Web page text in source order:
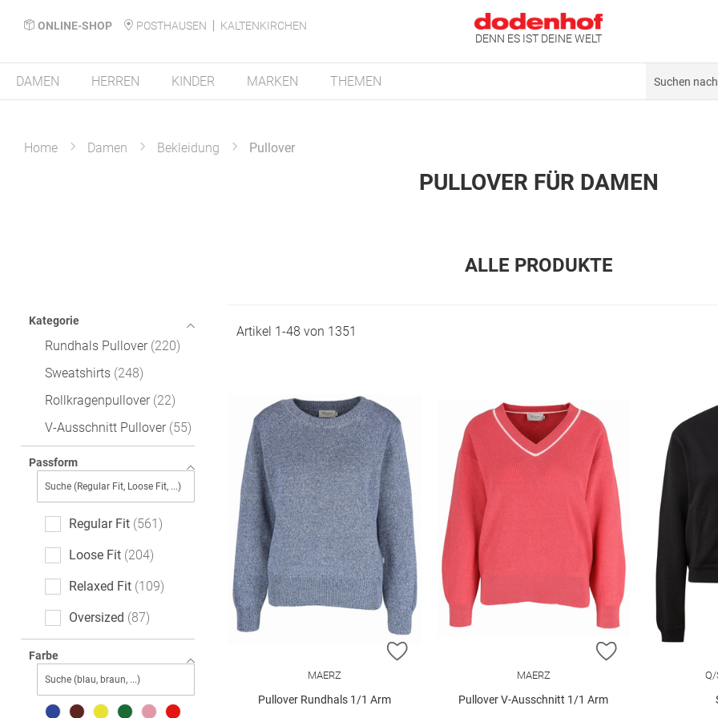
ONLINE-SHOP POSTHAUSEN
KALTENKIRCHEN
DENN ES IST DEINE WELT
DAMEN HERREN KINDER MARKEN THEMEN
Home Damen Bekleidung Pullover
PULLOVER FÜR DAMEN
ALLE PRODUKTE
Kategorie
Rundhals Pullover 220
Sweatshirts 248
Rollkragenpullover 22
V-Ausschnitt Pullover 55
Passform
Regular Fit 561
Loose Fit 204
Relaxed Fit 109
Oversized 87
Feminine Fit
Casual Fit 36
Farbe
Artikel 1-48 von 1351
ZUR WUNSCHLISTE HINZUFÜGEN
MAERZ
Pullover Rundhals 1/1 Arm
ZUR
MAERZ
Pullover V-Ausschnitt 1/1 Arm
Q/